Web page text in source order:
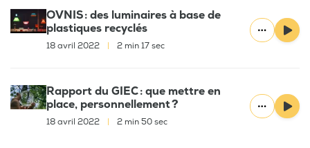
OVNIS : des luminaires à base de
plastiques recyclés
18 avril 2022 2 min 17 sec
Rapport du GIEC : que mettre en
place, personnellement ?
18 avril 2022 2 min 50 sec